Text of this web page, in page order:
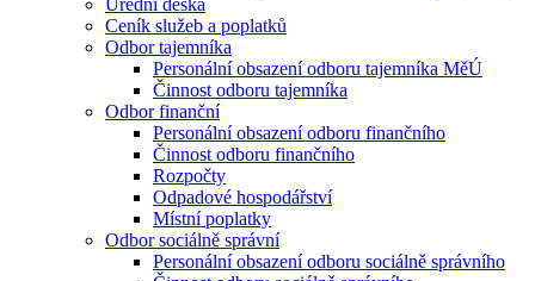
Úřední deska
Ceník služeb a poplatků
Odbor tajemníka
Personální obsazení odboru tajemníka MěÚ
Činnost odboru tajemníka
Odbor finanční
Personální obsazení odboru finančního
Činnost odboru finančního
Rozpočty
Odpadové hospodářství
Místní poplatky
Odbor sociálně správní
Personální obsazení odboru sociálně správního